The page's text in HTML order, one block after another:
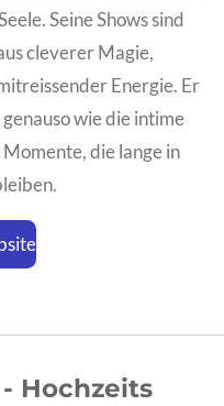
Seine Shows sind
cleverer Magie,
Energie. Er
wie die intime
die lange in
Hochzeits